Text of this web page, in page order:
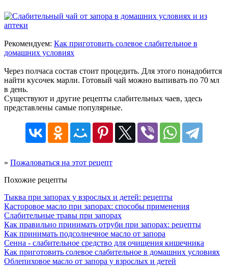
Рекомендуем: Как приготовить солевое слабительное в
домашних условиях
Через полчаса состав стоит процедить. Для этого понадобится
найти кусочек марли. Готовый чай можно выпивать по 70 мл
в день.
Существуют и другие рецепты слабительных чаев, здесь
представлены самые популярные.
» Пожаловаться на этот рецепт
Похожие рецепты
Тыква при запорах у взрослых и детей: рецепты
Касторовое масло при запорах: способы применения
Слабительные травы при запорах
Как правильно принимать отруби при запорах: рецепты
Как принимать подсолнечное масло от запора
Сенна - слабительное средство для очищения кишечника
Как приготовить солевое слабительное в домашних условиях
Облепиховое масло от запора у взрослых и детей